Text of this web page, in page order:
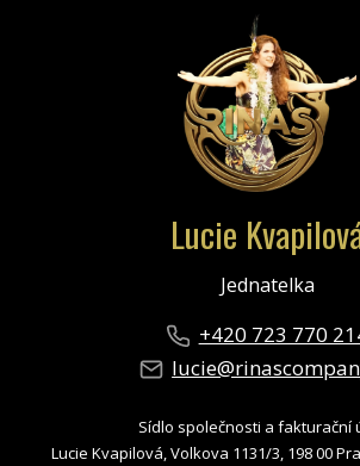
Lucie
Jednatelka
+420 723 770
Sídlo společnosti a fakturační
Lucie Kvapilová, Volkova 1131/3, 198 00